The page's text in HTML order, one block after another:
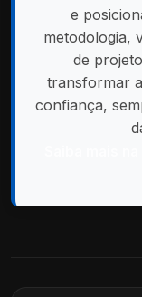
e
metodologia,
de
transformar
confiança,